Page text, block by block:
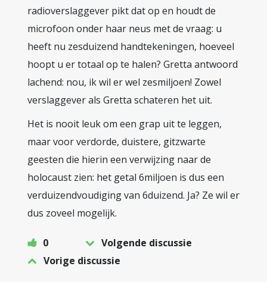
radioverslaggever pikt dat op en houdt de
microfoon onder haar neus met de vraag: u
heeft nu zesduizend handtekeningen, hoeveel
hoopt u er totaal op te halen? Gretta antwoord
lachend: nou, ik wil er wel zesmiljoen! Zowel
verslaggever als Gretta schateren het uit.
Het is nooit leuk om een grap uit te leggen,
maar voor verdorde, duistere, gitzwarte
geesten die hierin een verwijzing naar de
holocaust zien: het getal 6miljoen is dus een
verduizendvoudiging van 6duizend. Ja? Ze wil er
dus zoveel mogelijk.
0
Volgende discussie
Vorige discussie